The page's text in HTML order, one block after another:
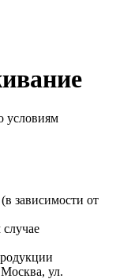
условиям
зависимости от
Москва, ул.